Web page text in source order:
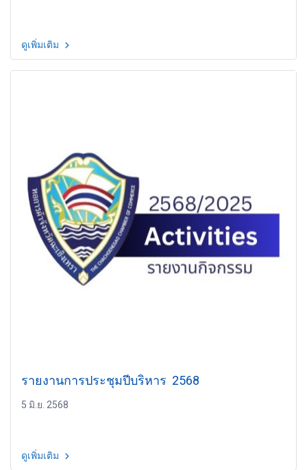
ดูเพิ่มเติม
รายงานการประชุมปีบริหาร 2568
5 มิ.ย. 2568
ดูเพิ่มเติม